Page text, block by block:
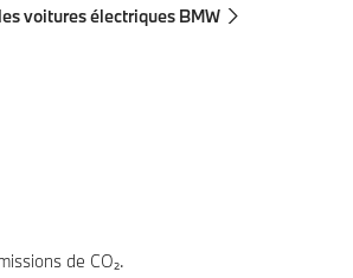
voitures électriques BMW
de CO₂.